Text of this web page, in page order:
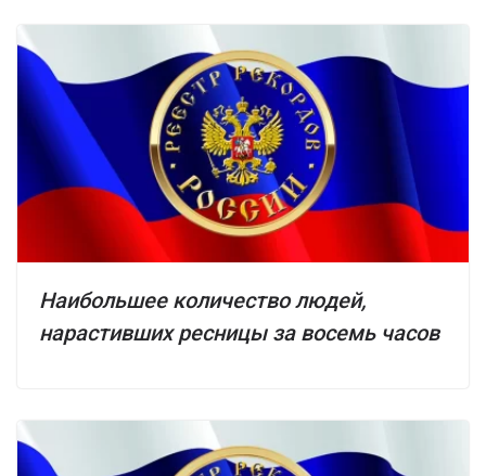
Наибольшее количество людей,
нарастивших ресницы за восемь часов